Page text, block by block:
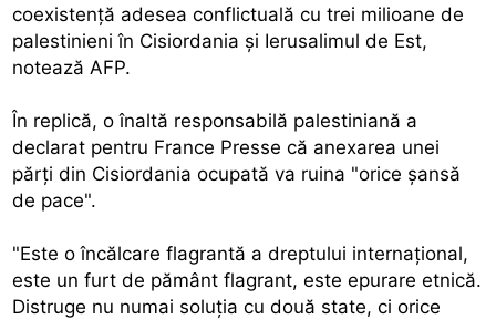
coexistenţă adesea conflictuală cu trei milioane de
palestinieni în Cisiordania şi Ierusalimul de Est,
notează AFP.
În replică, o înaltă responsabilă palestiniană a
declarat pentru France Presse că anexarea unei
părţi din Cisiordania ocupată va ruina "orice şansă
de pace".
"Este o încălcare flagrantă a dreptului internaţional,
este un furt de pământ flagrant, este epurare etnică.
Distruge nu numai soluţia cu două state, ci orice